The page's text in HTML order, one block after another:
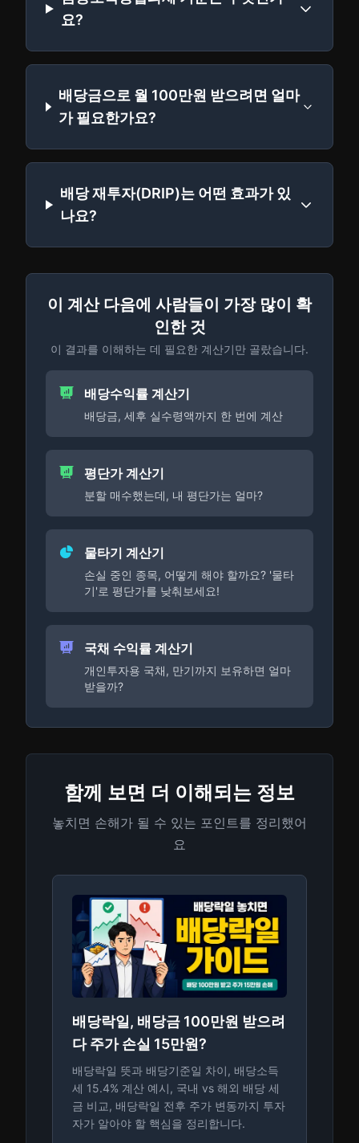
요?
배당금으로 월 100만원 받으려면 얼마
가 필요한가요?
배당 재투자(DRIP)는 어떤 효과가 있
나요?
이 계산 다음에 사람들이 가장 많이 확
인한 것
이 결과를 이해하는 데 필요한 계산기만 골랐습니다.
배당수익률 계산기
배당금, 세후 실수령액까지 한 번에 계산
평단가 계산기
분할 매수했는데, 내 평단가는 얼마?
물타기 계산기
손실 중인 종목, 어떻게 해야 할까요? '물타
기'로 평단가를 낮춰보세요!
국채 수익률 계산기
개인투자용 국채, 만기까지 보유하면 얼마
받을까?
함께 보면 더 이해되는 정보
놓치면 손해가 될 수 있는 포인트를 정리했어
요
배당락일, 배당금 100만원 받으려
다 주가 손실 15만원?
배당락일 뜻과 배당기준일 차이, 배당소득
세 15.4% 계산 예시, 국내 vs 해외 배당 세
금 비교, 배당락일 전후 주가 변동까지 투자
자가 알아야 할 핵심을 정리합니다.